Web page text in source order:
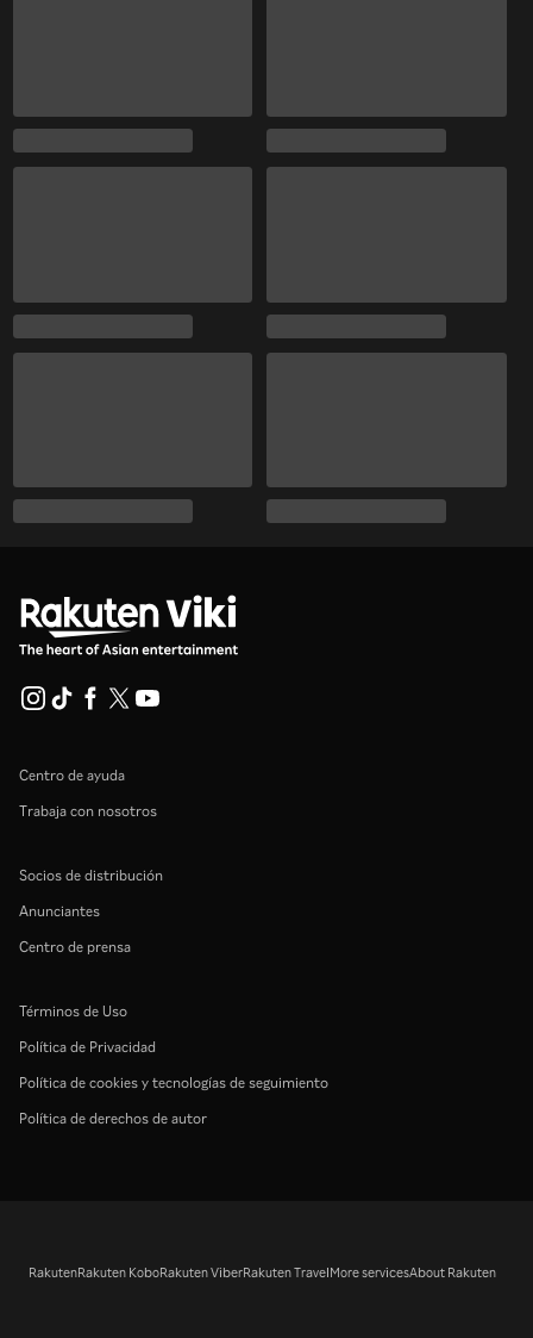
Centro de ayuda
Trabaja con nosotros
Socios de distribución
Anunciantes
Centro de prensa
Términos de Uso
Política de Privacidad
Política de cookies y tecnologías de seguimiento
Política de derechos de autor
RakutenRakuten KoboRakuten ViberRakuten TravelMore servicesAbout Rakuten